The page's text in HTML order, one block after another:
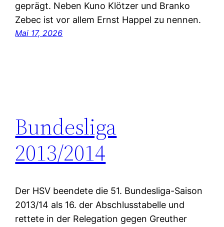
geprägt. Neben Kuno Klötzer und Branko
Zebec ist vor allem Ernst Happel zu nennen.
Mai 17, 2026
Bundesliga
2013/2014
Der HSV beendete die 51. Bundesliga-Saison
2013/14 als 16. der Abschlusstabelle und
rettete in der Relegation gegen Greuther